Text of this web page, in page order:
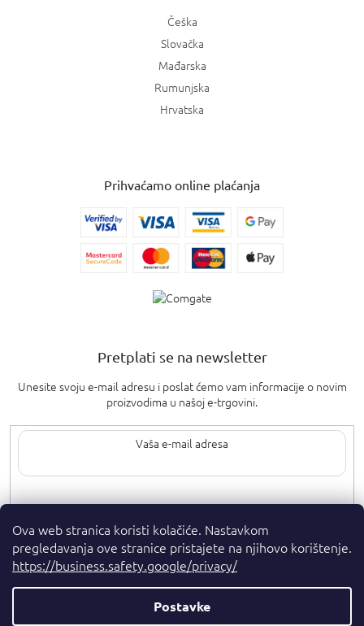
Ova web stranica koristi kolačiće. Nastavkom
pregledavanja ove stranice pristajete na njihovo korištenje.
https://business.safety.google/privacy/
Postavke
Češka
Slovačka
Mađarska
Rumunjska
Hrvatska
Prihvaćamo online plaćanja
Pretplati se na newsletter
Unesite svoju e-mail adresu i poslat ćemo vam informacije o novim
proizvodima u našoj e-trgovini.
Upisom svoje e-pošte pristajete nauvjete privatnosti.
Parfumshop.hr